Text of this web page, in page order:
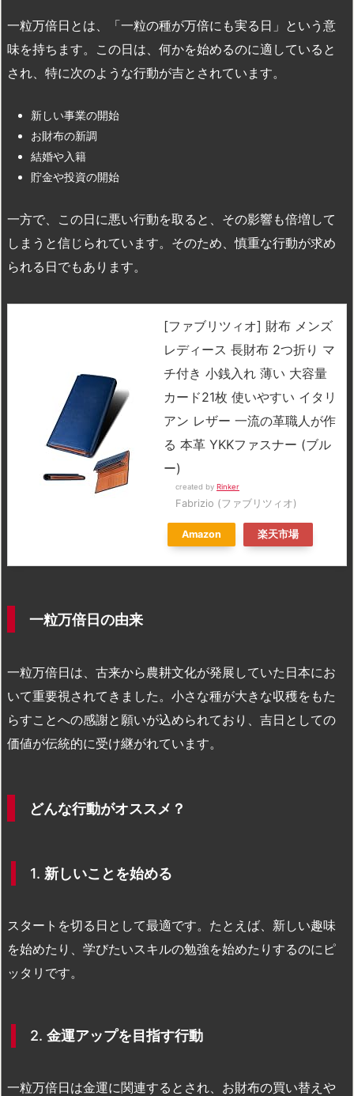
一粒万倍日とは、「一粒の種が万倍にも実る日」という意
味を持ちます。この日は、何かを始めるのに適していると
され、特に次のような行動が吉とされています。
新しい事業の開始
お財布の新調
結婚や入籍
貯金や投資の開始
一方で、この日に悪い行動を取ると、その影響も倍増して
しまうと信じられています。そのため、慎重な行動が求め
られる日でもあります。
[ファブリツィオ] 財布 メンズ
レディース 長財布 2つ折り マ
チ付き 小銭入れ 薄い 大容量
カード21枚 使いやすい イタリ
アン レザー 一流の革職人が作
る 本革 YKKファスナー (ブル
ー)
created by Rinker
Fabrizio (ファブリツィオ)
Amazon 楽天市場
一粒万倍日の由来
一粒万倍日は、古来から農耕文化が発展していた日本にお
いて重要視されてきました。小さな種が大きな収穫をもた
らすことへの感謝と願いが込められており、吉日としての
価値が伝統的に受け継がれています。
どんな行動がオススメ？
1. 新しいことを始める
スタートを切る日として最適です。たとえば、新しい趣味
を始めたり、学びたいスキルの勉強を始めたりするのにピ
ッタリです。
2. 金運アップを目指す行動
一粒万倍日は金運に関連するとされ、お財布の買い替えや